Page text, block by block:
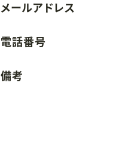
メールアドレス
電話番号
備考